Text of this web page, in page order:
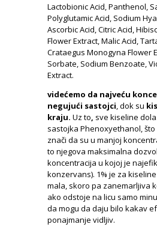
Lactobionic Acid, Panthenol,
Polyglutamic Acid, Sodium
Ascorbic Acid, Citric Acid,
Flower Extract, Malic Acid,
Crataegus Monogyna Flower
Sorbate, Sodium Benzoate,
Extract.
videćemo da najveću
negujući sastojci, dok su
kraju. Uz to, sve kiseline
sastojka Phenoxyethanol,
znači da su u manjoj
to njegova maksimalna
koncentracija u kojoj je
konzervans). 1% je za
mala, skoro pa zanemarljiva
ako odstoje na licu samo
da mogu da daju bilo kakav
ponajmanje vidljiv.